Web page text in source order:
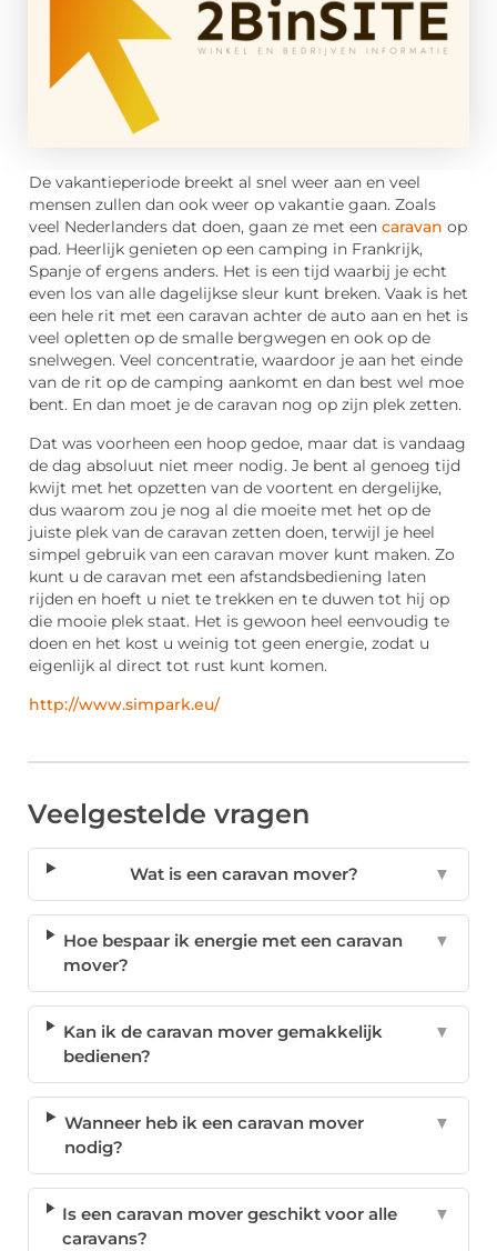
De vakantieperiode breekt al snel weer aan en veel
mensen zullen dan ook weer op vakantie gaan. Zoals
veel Nederlanders dat doen, gaan ze met een caravan op
pad. Heerlijk genieten op een camping in Frankrijk,
Spanje of ergens anders. Het is een tijd waarbij je echt
even los van alle dagelijkse sleur kunt breken. Vaak is het
een hele rit met een caravan achter de auto aan en het is
veel opletten op de smalle bergwegen en ook op de
snelwegen. Veel concentratie, waardoor je aan het einde
van de rit op de camping aankomt en dan best wel moe
bent. En dan moet je de caravan nog op zijn plek zetten.
Dat was voorheen een hoop gedoe, maar dat is vandaag
de dag absoluut niet meer nodig. Je bent al genoeg tijd
kwijt met het opzetten van de voortent en dergelijke,
dus waarom zou je nog al die moeite met het op de
juiste plek van de caravan zetten doen, terwijl je heel
simpel gebruik van een caravan mover kunt maken. Zo
kunt u de caravan met een afstandsbediening laten
rijden en hoeft u niet te trekken en te duwen tot hij op
die mooie plek staat. Het is gewoon heel eenvoudig te
doen en het kost u weinig tot geen energie, zodat u
eigenlijk al direct tot rust kunt komen.
http://www.simpark.eu/
Veelgestelde vragen
Wat is een caravan mover? ▼
Hoe bespaar ik energie met een caravan
mover?
▼
Kan ik de caravan mover gemakkelijk
bedienen?
▼
Wanneer heb ik een caravan mover
nodig?
▼
Is een caravan mover geschikt voor alle
caravans?
▼